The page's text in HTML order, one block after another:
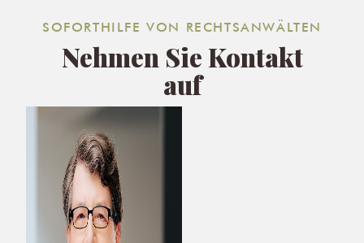
SOFORTHILFE VON RECHTSANWÄLTEN
Nehmen Sie Kontakt
auf